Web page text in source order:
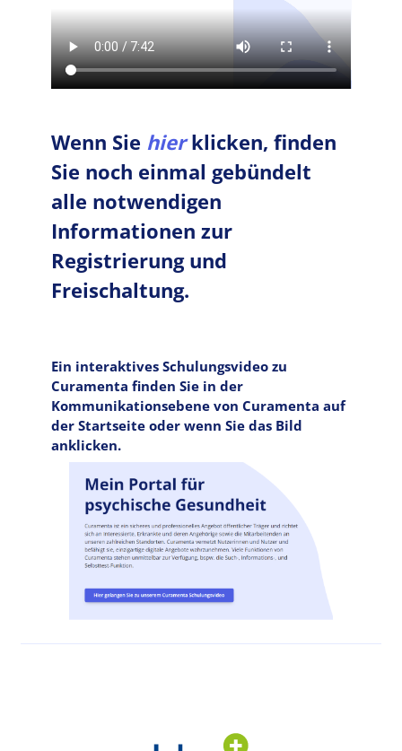
Wenn Sie hierklicken, finden
Sie noch einmal gebündelt
alle notwendigen
Informationen zur
Registrierung und
Freischaltung.
Ein interaktives Schulungsvideo zu
Curamenta finden Sie in der
Kommunikationsebene von Curamenta auf
der Startseite oder wenn Sie das Bild
anklicken.